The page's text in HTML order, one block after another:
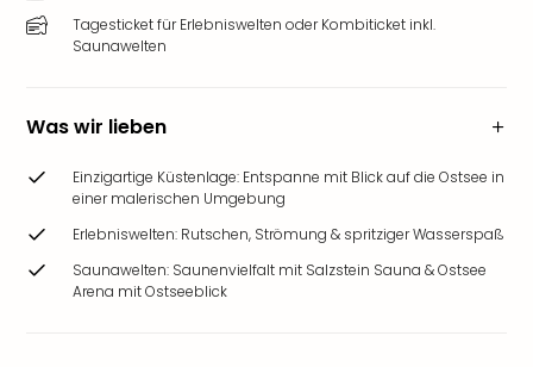
Tagesticket für Erlebniswelten oder Kombiticket inkl.
Saunawelten
Was wir lieben
Einzigartige Küstenlage: Entspanne mit Blick auf die Ostsee in
einer malerischen Umgebung
Erlebniswelten: Rutschen, Strömung & spritziger Wasserspaß
Saunawelten: Saunenvielfalt mit Salzstein Sauna & Ostsee
Arena mit Ostseeblick